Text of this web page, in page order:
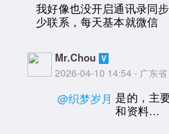
我好像也没开启通讯录同
少联系，每天基本就微信
Mr.Chou
2026-04-10 14:54 - 广东省
@织梦岁月 是的，主
和资料…